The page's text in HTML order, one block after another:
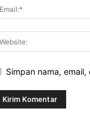
Simpan nama,